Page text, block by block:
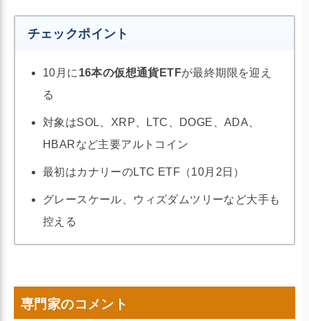
チェックポイント
10月に 16本の仮想通貨ETFが最終期限を迎え
る
対象はSOL、XRP、LTC、DOGE、ADA、
HBARなど主要アルトコイン
最初はカナリーのLTC ETF（10月2日）
グレースケール、ウィズダムツリーなど大手も
控える
専門家のコメント